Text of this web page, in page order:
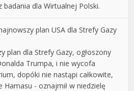
badania dla Wirtualnej Polski.
plan USA dla Strefy Gazy
plan dla Strefy Gazy, ogłoszony
Trumpa, i nie wycofa
dopóki nie nastąpi całkowite,
- oznajmił w niedzielę